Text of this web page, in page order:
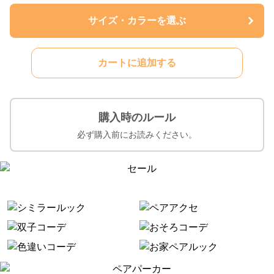
サイズ・カラーを選ぶ
カートに追加する
購入時のルール
必ず購入前にお読みください。